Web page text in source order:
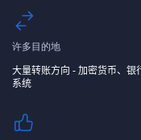
许多目的地
大量转账方向 - 加密货币、银
系统